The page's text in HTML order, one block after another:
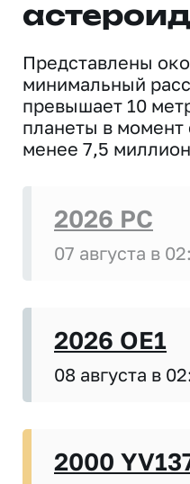
Представлены
минимальный
превышает 10
планеты в момент
менее 7,5
2026 PC
07 августа в
2026 OE1
08 августа в
2000